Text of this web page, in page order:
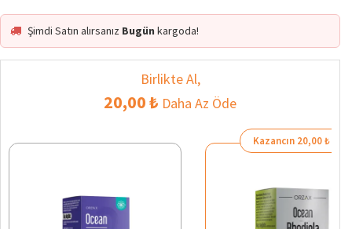
Şimdi Satın alırsanız Bugün kargoda!
Birlikte Al,
20,00 ₺ Daha Az Öde
Kazancın 20,00 ₺